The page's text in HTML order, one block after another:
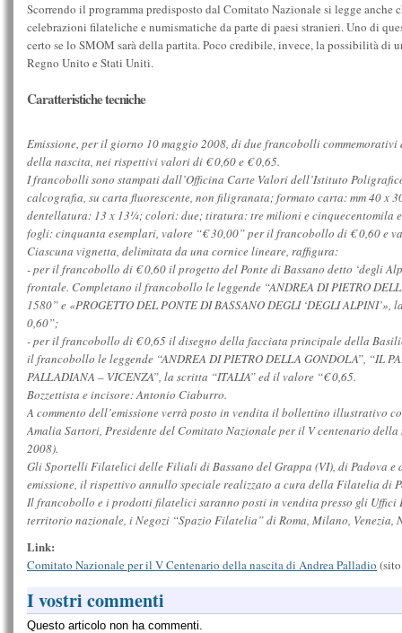
Scorrendo il programma predisposto dal Comitato Nazionale si legge anche
celebrazioni filateliche e numismatiche da parte di paesi stranieri. Uno di
certo se lo SMOM sarà della partita. Poco credibile, invece, la possibilità di
Regno Unito e Stati Uniti.
Caratteristiche tecniche
Emissione, per il giorno 10 maggio 2008, di due francobolli
della nascita, nei rispettivi valori di € 0,60 e € 0,65.
I francobolli sono stampati dall’Officina Carte Valori dell’Istituto
calcografia, su carta fluorescente, non filigranata; formato carta: mm 40 x
dentellatura: 13 x 13¼; colori: due; tiratura: tre milioni e cinquecentomila
fogli: cinquanta esemplari, valore “€ 30,00” per il francobollo di € 0,60 e
Ciascuna vignetta, delimitata da una cornice lineare, raffigura:
- per il francobollo di € 0,60 il progetto del Ponte di Bassano detto ‘degli
frontale. Completano il francobollo le leggende “ANDREA DI PIETRO
1580” e «PROGETTO DEL PONTE DI BASSANO DEGLI ‘DEGLI
0,60”;
- per il francobollo di € 0,65 il disegno della facciata principale della
il francobollo le leggende “ANDREA DI PIETRO DELLA GONDOLA”, “IL
PALLADIANA – VICENZA”, la scritta “ITALIA” ed il valore “€ 0,65.
Bozzettista e incisore: Antonio Ciaburro.
A commento dell’emissione verrà posto in vendita il bollettino illustrativo
Amalia Sartori, Presidente del Comitato Nazionale per il V centenario
2008).
Gli Sportelli Filatelici delle Filiali di Bassano del Grappa (VI), di Padova
emissione, il rispettivo annullo speciale realizzato a cura della Filatelia di
Il francobollo e i prodotti filatelici saranno posti in vendita presso gli
territorio nazionale, i Negozi “Spazio Filatelia” di Roma, Milano, Venezia,
Link:
Comitato Nazionale per il V Centenario della nascita di Andrea Palladio
I vostri commenti
Questo articolo non ha commenti.